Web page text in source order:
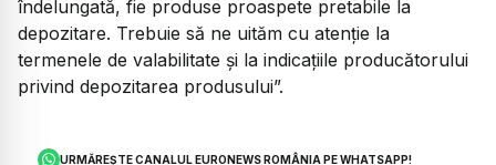
îndelungată, fie produse proaspete pretabile la
depozitare. Trebuie să ne uităm cu atenție la
termenele de valabilitate și la indicațiile producătorului
privind depozitarea produsului”.
URMĂREȘTE CANALUL EURONEWS ROMÂNIA PE WHATSAPP!